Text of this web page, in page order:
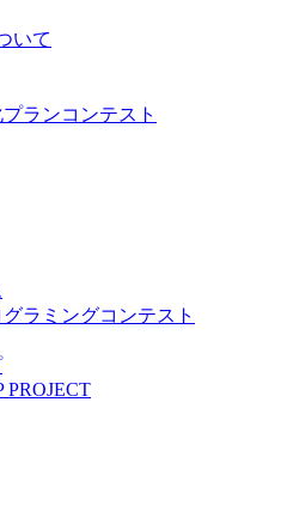
いて
ランコンテスト
ラミングコンテスト
PROJECT